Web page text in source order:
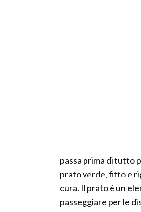
passa prima di tutto
prato verde, fitto e
cura. Il prato è un
passeggiare per le